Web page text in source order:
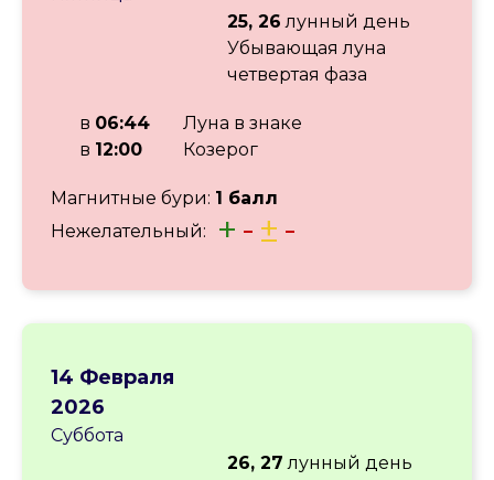
25, 26 лунный день
Убывающая луна
четвертая фаза
в 06:44
в 12:00
Луна в знаке
Козерог
Магнитные бури: 1 балл
Нежелательный:
+ - ± -
14 Февраля
2026
Суббота
26, 27 лунный день